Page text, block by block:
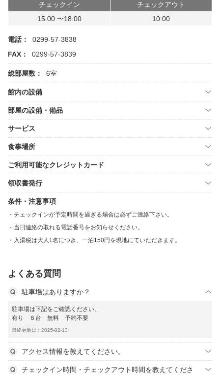
チェックイン
チェックアウト
15:00 〜18:00
10:00
電話：
0299-57-3838
FAX：
0299-57-3839
総部屋数： 6室
館内の設備
部屋の設備・備品
サービス
食事場所
ご利用可能なクレジットカード
領収書発行
条件・注意事項
チェックインが予定時間を過ぎる場合は必ずご連絡下さい。
当日連絡の取れる電話番号をお知らせください。
入湯税は大人1名につき、一泊150円を現地にていただきます。
よくある質問
駐車場はありますか？
駐車場は下記をご確認ください。
有り ６台 無料 予約不要
最終更新日：2025-02-13
アクセス情報を教えてください。
チェックイン時間・チェックアウト時間を教えてくださ